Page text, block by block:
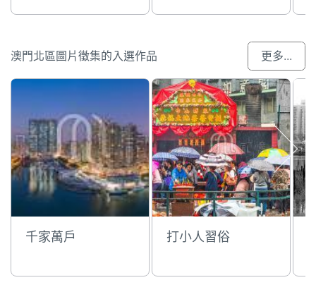
澳門北區圖片徵集的入選作品 更多...
千家萬戶 打小人習俗